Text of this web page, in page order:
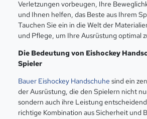
Verletzungen vorbeugen, Ihre
und Ihnen helfen, das Beste aus Ihrem
Tauchen Sie ein in die Welt der
und Pflege, um Ihre Ausrüstung optimal
Die Bedeutung von Eishockey
Spieler
Bauer Eishockey Handschuhe sind ein
der Ausrüstung, die den Spielern nicht
sondern auch ihre Leistung
richtige Kombination aus Sicherheit und